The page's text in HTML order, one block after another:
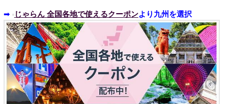
➡ じゃらん 全国各地で使えるクーポンより九州を選択